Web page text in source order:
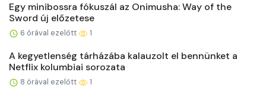
Egy minibossra fókuszál az Onimusha: Way of the
Sword új előzetese
6 órával ezelőtt 1
A kegyetlenség tárházába kalauzolt el bennünket a
Netflix kolumbiai sorozata
8 órával ezelőtt 1